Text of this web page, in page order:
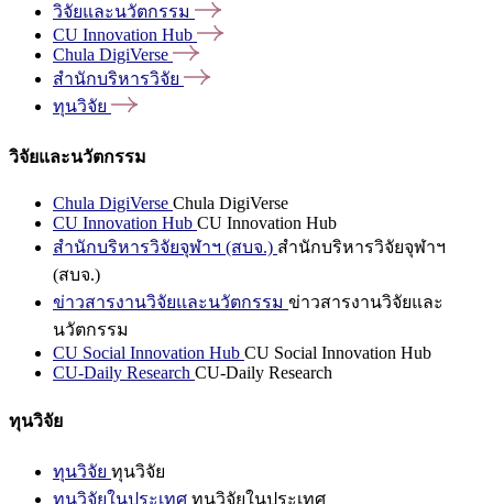
วิจัยและนวัตกรรม
CU Innovation Hub
Chula DigiVerse
สำนักบริหารวิจัย
ทุนวิจัย
วิจัยและนวัตกรรม
Chula DigiVerse Chula DigiVerse
CU Innovation Hub CU Innovation Hub
สำนักบริหารวิจัยจุฬาฯ (สบจ.) สำนักบริหารวิจัยจุฬาฯ
(สบจ.)
ข่าวสารงานวิจัยและนวัตกรรม ข่าวสารงานวิจัยและ
นวัตกรรม
CU Social Innovation Hub CU Social Innovation Hub
CU-Daily Research CU-Daily Research
ทุนวิจัย
ทุนวิจัย ทุนวิจัย
ทุนวิจัยในประเทศ ทุนวิจัยในประเทศ